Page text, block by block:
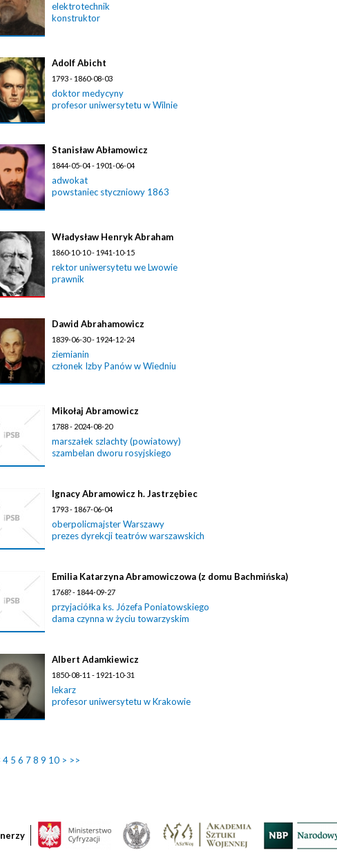
elektrotechnik
konstruktor
Adolf Abicht
1793 - 1860-08-03
doktor medycyny
profesor uniwersytetu w Wilnie
Stanisław Abłamowicz
1844-05-04 - 1901-06-04
adwokat
powstaniec styczniowy 1863
Władysław Henryk Abraham
1860-10-10 - 1941-10-15
rektor uniwersytetu we Lwowie
prawnik
Dawid Abrahamowicz
1839-06-30 - 1924-12-24
ziemianin
członek Izby Panów w Wiedniu
Mikołaj Abramowicz
1788 - 2024-08-20
marszałek szlachty (powiatowy)
szambelan dworu rosyjskiego
Ignacy Abramowicz h. Jastrzębiec
1793 - 1867-06-04
oberpolicmajster Warszawy
prezes dyrekcji teatrów warszawskich
Emilia Katarzyna Abramowiczowa (z domu Bachmińska)
1768? - 1844-09-27
przyjaciółka ks. Józefa Poniatowskiego
dama czynna w życiu towarzyskim
Albert Adamkiewicz
1850-08-11 - 1921-10-31
lekarz
profesor uniwersytetu w Krakowie
4 5 6 78 9 10 > >>